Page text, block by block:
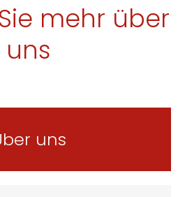
mehr über
uns
uns